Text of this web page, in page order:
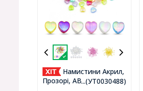
...(УТ0030488)
Намистини Акрил,
Прозорі, АВ колір,